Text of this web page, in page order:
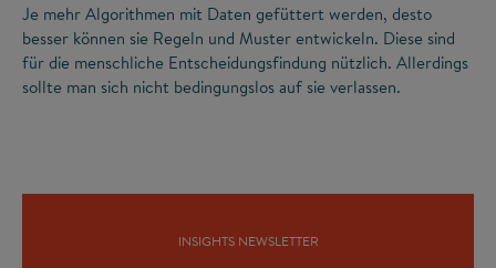
Je mehr Algorithmen mit Daten gefüttert werden, desto
besser können sie Regeln und Muster entwickeln. Diese sind
für die menschliche Entscheidungsfindung nützlich. Allerdings
sollte man sich nicht bedingungslos auf sie verlassen.
INSIGHTS NEWSLETTER